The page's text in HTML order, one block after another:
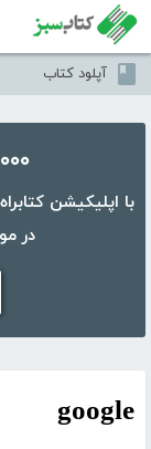
آپلود کتاب
۵۰،۰۰۰
در
google